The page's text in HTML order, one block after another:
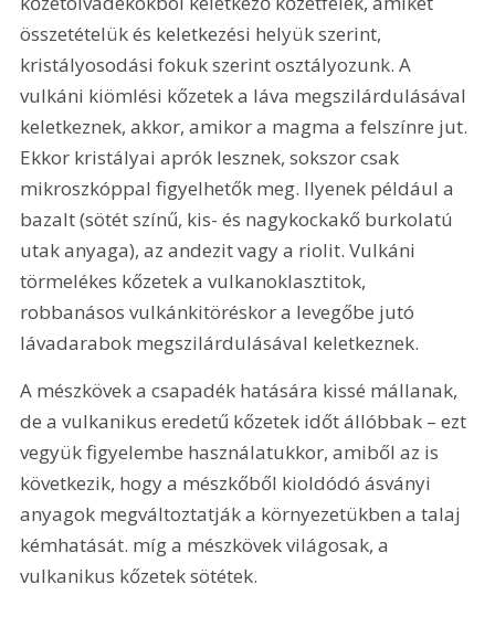
összetételük és keletkezési helyük szerint,
kristályosodási fokuk szerint osztályozunk. A
vulkáni kiömlési kőzetek a láva megszilárdulásával
keletkeznek, akkor, amikor a magma a felszínre jut.
Ekkor kristályai aprók lesznek, sokszor csak
mikroszkóppal figyelhetők meg. Ilyenek például a
bazalt (sötét színű, kis- és nagykockakő burkolatú
utak anyaga), az andezit vagy a riolit. Vulkáni
törmelékes kőzetek a vulkanoklasztitok,
robbanásos vulkánkitöréskor a levegőbe jutó
lávadarabok megszilárdulásával keletkeznek.
A mészkövek a csapadék hatására kissé mállanak,
de a vulkanikus eredetű kőzetek időt állóbbak – ezt
vegyük figyelembe használatukkor, amiből az is
következik, hogy a mészkőből kioldódó ásványi
anyagok megváltoztatják a környezetükben a talaj
kémhatását. míg a mészkövek világosak, a
vulkanikus kőzetek sötétek.